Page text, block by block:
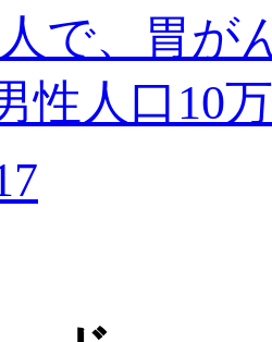
で、胃が
性人口10